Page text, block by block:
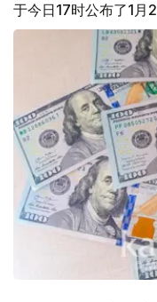
于今日17时公布了1月